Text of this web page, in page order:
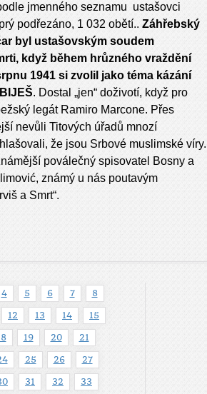
jmenného seznamu ustašovci
podřezáno, 1 032 obětí.. Záhřebský
byl ustašovským soudem
když během hrůzného vraždění
1941 si zvolil jako téma kázání
. Dostal „jen“ doživotí, když pro
legát Ramiro Marcone. Přes
nevůli Titových úřadů mnozí
že jsou Srbové muslimské víry.
poválečný spisovatel Bosny a
známý u nás poutavým
a Smrt“.
4 5 6 7 8
12 13 14 15
19 20 21
25 26 27
31 32 33